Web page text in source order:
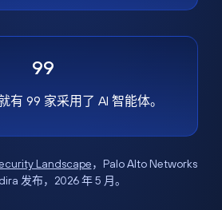
99
有 99 家采用了 AI 智能体。
Landscape，Palo Alto Networks
发布，2026 年 5 月。